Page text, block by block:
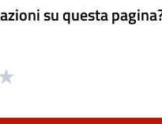
su questa